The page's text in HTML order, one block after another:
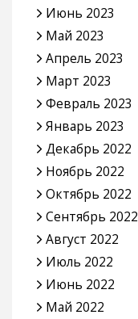
Июнь 2023
Май 2023
Апрель 2023
Март 2023
Февраль 2023
Январь 2023
Декабрь 2022
Ноябрь 2022
Октябрь 2022
Сентябрь 2022
Август 2022
Июль 2022
Июнь 2022
Май 2022